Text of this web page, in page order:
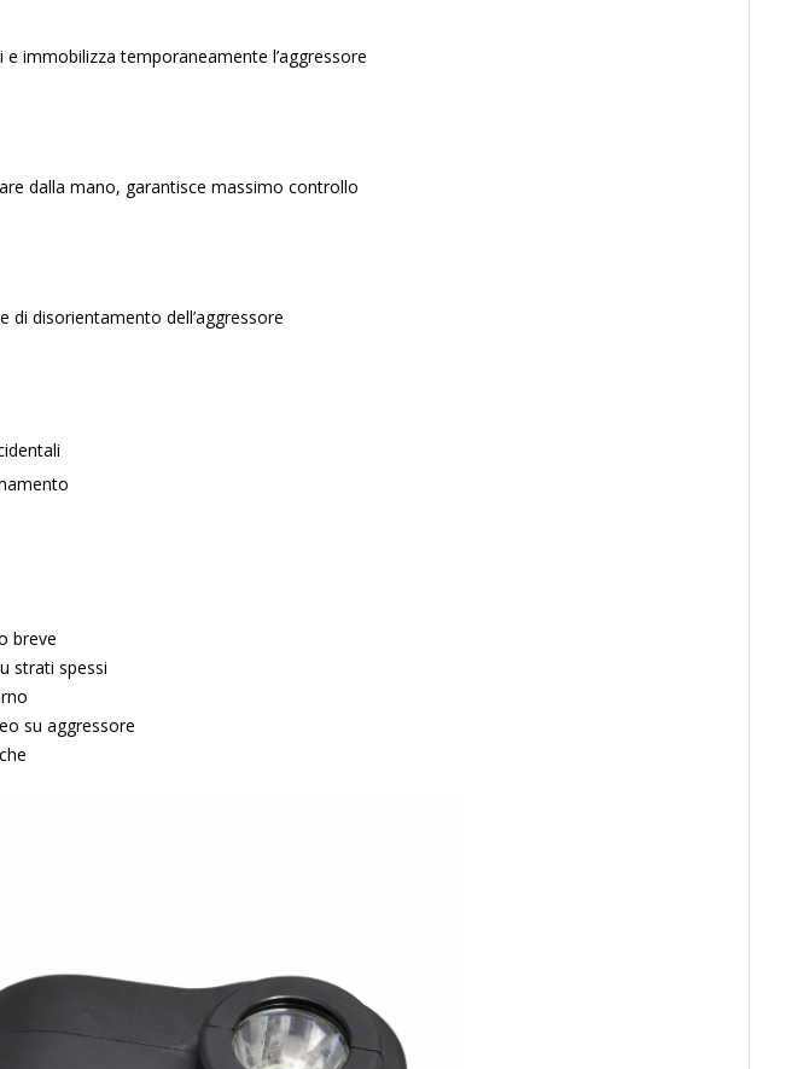
immobilizza temporaneamente l’aggressore
dalla mano, garantisce massimo controllo
disorientamento dell’aggressore
breve
strati spessi
su aggressore